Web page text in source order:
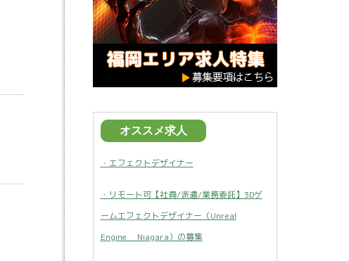
オススメ求人
・エフェクトデザイナー
・リモート可【社員/派遣/業務委託】3Dゲ
ームエフェクトデザイナー（Unreal
Engine Niagara）の募集